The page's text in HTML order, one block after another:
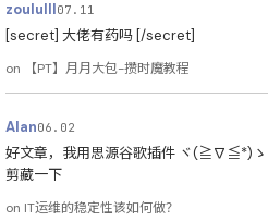
zoululll07.11
[secret] 大佬有药吗 [/secret]
on 【PT】月月大包-攒时魔教程
Alan06.02
好文章，我用思源谷歌插件 ヾ(≧∇≦*)ゝ
剪藏一下
on IT运维的稳定性该如何做？